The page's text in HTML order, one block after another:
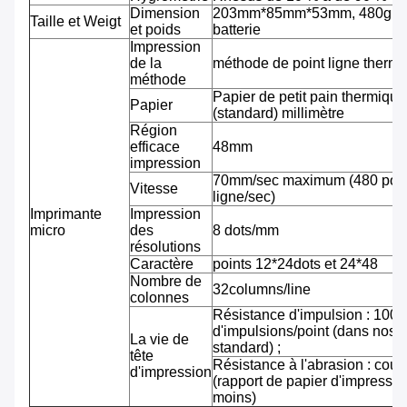
Taille et Weigt
Dimension
et poids
203mm*85mm*53mm, 480g
batterie
Imprimante
micro
Impression
de la
méthode
méthode de point ligne
Papier
Papier de petit pain
(standard) millimètre
Région
efficace
impression
48mm
Vitesse
70mm/sec maximum (480
ligne/sec)
Impression
des
résolutions
8 dots/mm
Caractère
points 12*24dots et 24*48
Nombre de
colonnes
32columns/line
La vie de
tête
d'impression
Résistance d'impulsion : 100
d'impulsions/point (dans nos
standard) ;
Résistance à l'abrasion :
(rapport de papier
moins)